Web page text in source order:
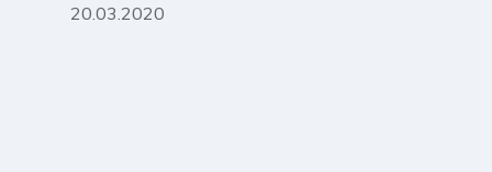
20.03.2020